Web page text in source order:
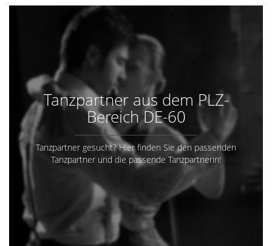
Tanzpartner aus dem PLZ-
Bereich DE-60
Tanzpartner gesucht? Hier finden Sie den passenden
Tanzpartner und die passende Tanzpartnerin!